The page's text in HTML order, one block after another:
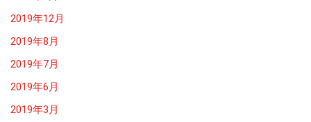
2019年12月
2019年8月
2019年7月
2019年6月
2019年3月